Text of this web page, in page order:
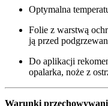
Optymalna
Folie z warstwą
ją przed
Do aplikacji
opalarka, noże z
Warunki